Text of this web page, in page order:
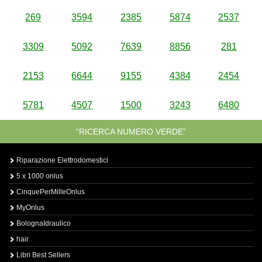
269 3594 2385 5874 2537
3309 5092 7639 8856 281
2153 6644 9155 4384 2454
5781 4507 1500 3243 6480
“RICERCA NUMERO VERDE”
Riparazione Elettrodomestici
5 x 1000 onlus
CinquePerMilleOnlus
MyOnlus
BolognaIdraulico
hair
Libri Best Sellers